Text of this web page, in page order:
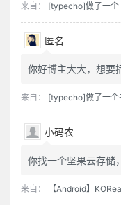
来自： [typecho]做了一个
匿名
你好博主大大，想要
来自： [typecho]做了一个
小码农
你找一个坚果云存储
来自： 【Android】